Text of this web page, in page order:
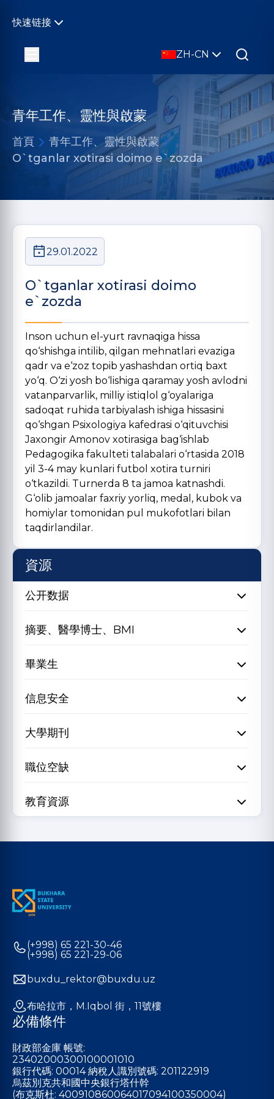
快速链接
ZH-CN
青年工作、靈性與啟蒙
首頁
青年工作、靈性與啟蒙
O`tganlar xotirasi doimo e`zozda
29.01.2022
O`tganlar xotirasi doimo
e`zozda
Inson uchun el-yurt ravnaqiga hissa
qo‘shishga intilib, qilgan mehnatlari evaziga
qadr va e‘zoz topib yashashdan ortiq baxt
yo‘q. O‘zi yosh bo‘lishiga qaramay yosh avlodni
vatanparvarlik, milliy istiqlol g‘oyalariga
sadoqat ruhida tarbiyalash ishiga hissasini
qo‘shgan Psixologiya kafedrasi o‘qituvchisi
Jaxongir Amonov xotirasiga bag‘ishlab
Pedagogika fakulteti talabalari o‘rtasida 2018
yil 3-4 may kunlari futbol xotira turniri
o‘tkazildi. Turnerda 8 ta jamoa katnashdi.
G‘olib jamoalar faxriy yorliq, medal, kubok va
homiylar tomonidan pul mukofotlari bilan
taqdirlandilar.
資源
公开数据
摘要、醫學博士、BMI
畢業生
信息安全
大學期刊
職位空缺
教育資源
(+998) 65 221-30-46
(+998) 65 221-29-06
buxdu_rektor@buxdu.uz
布哈拉市，M.Iqbol 街，11號樓
必備條件
財政部金庫 帳號:
23402000300100001010
銀行代碼: 00014 納稅人識別號碼: 201122919
烏茲別克共和國中央銀行塔什幹
(布克斯杜: 400910860064017094100350004)